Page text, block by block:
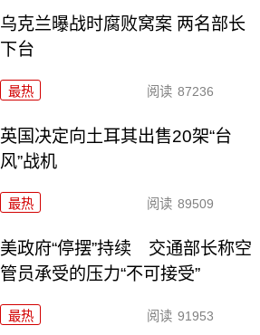
乌克兰曝战时腐败窝案 两名部长
下台
最热 阅读 87236
英国决定向土耳其出售20架“台
风”战机
最热 阅读 89509
美政府“停摆”持续 交通部长称空
管员承受的压力“不可接受”
最热 阅读 91953